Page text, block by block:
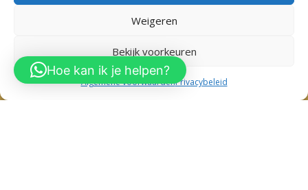
Weigeren
Bekijk voorkeuren
Algemene voorwaardenPrivacybeleid
Copyright 2023 – Dieuw Babykleding & Kinderkleding
Hoe kan ik je helpen?